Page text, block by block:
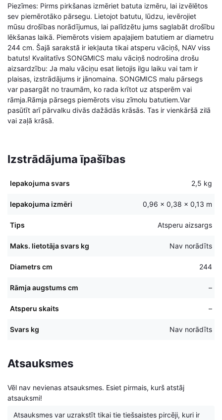
Piezīmes: Pirms pirkšanas izmēriet batuta izmēru, lai izvēlētos
sev piemērotāko pārsegu. Lietojot batutu, lūdzu, ievērojiet
mūsu drošības norādījumus, lai palīdzētu jums saglabāt drošību
lēkšanas laikā. Piemērots visiem apaļajiem batutiem ar diametru
244 cm. Šajā sarakstā ir iekļauta tikai atsperu vāciņš, NAV viss
batuts! Kvalitatīvs SONGMICS malu vāciņš nodrošina drošu
aizsardzību: Ja malu vāciņu esat lietojis ilgu laiku vai tam ir
plaisas, izstrādājums ir jānomaina. SONGMICS malu pārsegs
var pasargāt no traumām, ko rada krītot uz atsperēm vai
rāmja.Rāmja pārsegs piemērots visu zīmolu batutiem.Var
pasūtīt arī pārvalku divās dažādās krāsās. Tas ir vienkāršā zilā
vai zaļā krāsā.
Izstrādājuma īpašības
Iepakojuma svars 2,5 kg
Iepakojuma izmēri 0,96 × 0,38 × 0,13 m
Tips Atsperu aizsargs
Maks. lietotāja svars kg Nav norādīts
Diametrs cm 244
Rāmja augstums cm –
Atsperu skaits –
Svars kg Nav norādīts
Atsauksmes
Vēl nav nevienas atsauksmes. Esiet pirmais, kurš atstāj
atsauksmi!
Atsauksmes var uzrakstīt tikai tie tiešsaistes pircēji, kuri ir